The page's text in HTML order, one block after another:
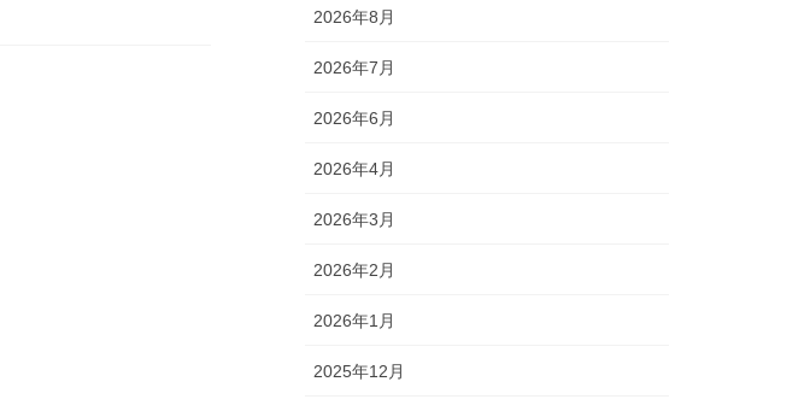
2026年8月
2026年7月
2026年6月
2026年4月
2026年3月
2026年2月
2026年1月
2025年12月